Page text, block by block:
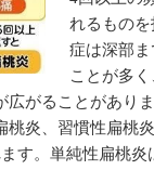
れるもの
症は深部
ことが多
広がることがあり
桃炎、習慣性扁桃
す。単純性扁桃炎